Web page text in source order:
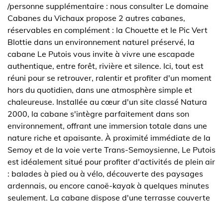
/personne supplémentaire : nous consulter Le domaine
Cabanes du Vichaux propose 2 autres cabanes,
réservables en complément : la Chouette et le Pic Vert
Blottie dans un environnement naturel préservé, la
cabane Le Putois vous invite à vivre une escapade
authentique, entre forêt, rivière et silence. Ici, tout est
réuni pour se retrouver, ralentir et profiter d'un moment
hors du quotidien, dans une atmosphère simple et
chaleureuse. Installée au cœur d'un site classé Natura
2000, la cabane s'intègre parfaitement dans son
environnement, offrant une immersion totale dans une
nature riche et apaisante. À proximité immédiate de la
Semoy et de la voie verte Trans-Semoysienne, Le Putois
est idéalement situé pour profiter d'activités de plein air
: balades à pied ou à vélo, découverte des paysages
ardennais, ou encore canoë-kayak à quelques minutes
seulement. La cabane dispose d'une terrasse couverte